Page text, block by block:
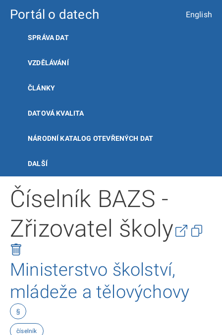
Portál o datech English
SPRÁVA DAT
VZDĚLÁVÁNÍ
ČLÁNKY
DATOVÁ KVALITA
NÁRODNÍ KATALOG OTEVŘENÝCH DAT
DALŠÍ
Číselník BAZS -
Zřizovatel školy
Ministerstvo školství,
mládeže a tělovýchovy
§
číselník